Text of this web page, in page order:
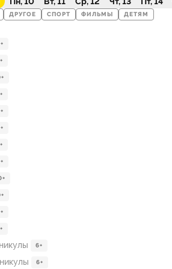
ДРУГОЕ СПОРТ ФИЛЬМЫ ДЕТЯМ
6+
6+